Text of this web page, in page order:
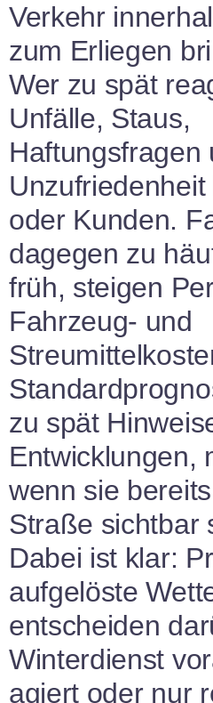
Verkehr
zum Erliegen
Wer zu spät
Unfälle, Staus,
Haftungsfragen
oder Kunden.
dagegen zu
früh, steigen
Fahrzeug- und
zu spät
Entwicklungen,
wenn sie
Straße sichtbar
Dabei ist klar:
aufgelöste
entscheiden
Winterdienst
agiert oder nur